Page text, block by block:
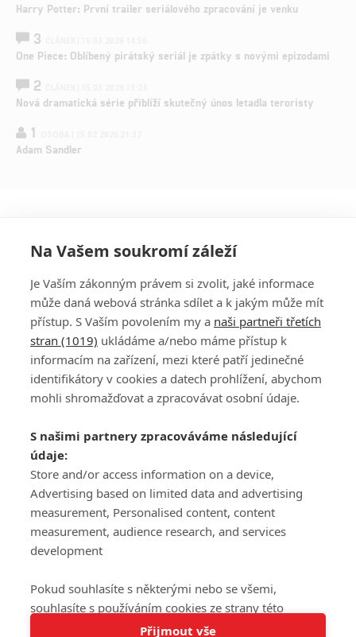
Tato stránka používá soubory cookies.
Harry Potter: První trailer seriálového zpracování je venku
3
One Piece: Oblíbený pirátský seriál je zpátky s novými epizodami
2
Nová dramatická série přiblíží skutečný únos letadla teroristy
1
Adam Sandler
PŘIHLÁSIT
REGISTROVAT
DISKUZE
Šéfredaktorkou webu jePetr Slavík, e-mailserialy@fandimefilmu.cz
Máte-li zájem o inzerci na našem webu napište nám na e-mail
studio@koncal.com
Ochrana osobních údajů|Zásady používání cookies|Pravidla webu
Upravit nastavení soukromí
Na Vašem soukromí záleží
Je Vaším zákonným právem si zvolit, jaké informace
může daná webová stránka sdílet a k jakým může mít
přístup. S Vaším povolením my a naši partneři třetích
stran (1019) ukládáme a/nebo máme přístup k
informacím na zařízení, mezi které patří jedinečné
identifikátory v cookies a datech prohlížení, abychom
mohli shromažďovat a zpracovávat osobní údaje.
S našimi partnery zpracováváme následující
údaje:
Store and/or access information on a device,
Advertising based on limited data and advertising
measurement, Personalised content, content
measurement, audience research, and services
development
Pokud souhlasíte s některými nebo se všemi,
souhlasíte s používáním cookies ze strany této
stránky a pro tyto účely. Souhlas také můžete
Přijmout vše